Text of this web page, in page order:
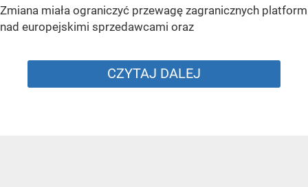
Zmiana miała ograniczyć przewagę zagranicznych platform
nad europejskimi sprzedawcami oraz
CZYTAJ DALEJ